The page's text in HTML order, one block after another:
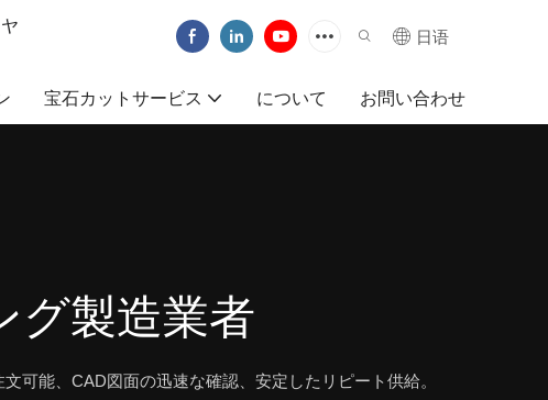
日语
宝石カットサービス について お問い合わせ
グ製造業者
可能、CAD図面の迅速な確認、安定したリピート供給。